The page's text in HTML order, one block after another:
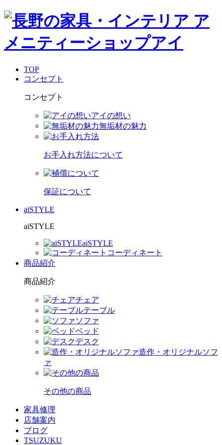
TOP
コンセプト
コンセプト
アイの想い
無垢材の魅力
お手入れ方法について
保証について
aiSTYLE
aiSTYLE
aiSTYLE
コーディネート
商品紹介
商品紹介
チェア
テーブル
ソファ
ベッド
デスク
造作・オリジナルソフ
ァ
その他の商品
家具修理
店舗案内
ブログ
TSUZUKU